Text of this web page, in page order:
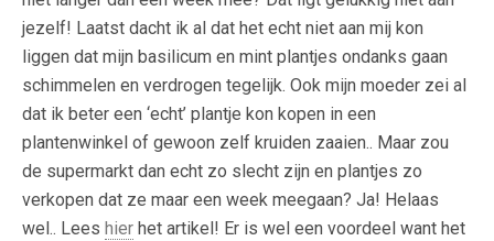
jezelf! Laatst dacht ik al dat het echt niet aan mij kon
liggen dat mijn basilicum en mint plantjes ondanks gaan
schimmelen en verdrogen tegelijk. Ook mijn moeder zei al
dat ik beter een ‘echt’ plantje kon kopen in een
plantenwinkel of gewoon zelf kruiden zaaien.. Maar zou
de supermarkt dan echt zo slecht zijn en plantjes zo
verkopen dat ze maar een week meegaan? Ja! Helaas
wel.. Lees hier het artikel! Er is wel een voordeel want het